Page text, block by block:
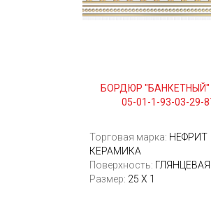
БОРДЮР "БАНКЕТНЫЙ"
05-01-1-93-03-29-
Торговая марка: НЕФРИТ
КЕРАМИКА
Поверхность: ГЛЯНЦЕВАЯ
Размер: 25 Х 1